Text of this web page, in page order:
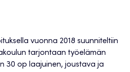
vuonna 2018 suunniteltiin
tarjontaan työelämän
30 op laajuinen, joustava ja